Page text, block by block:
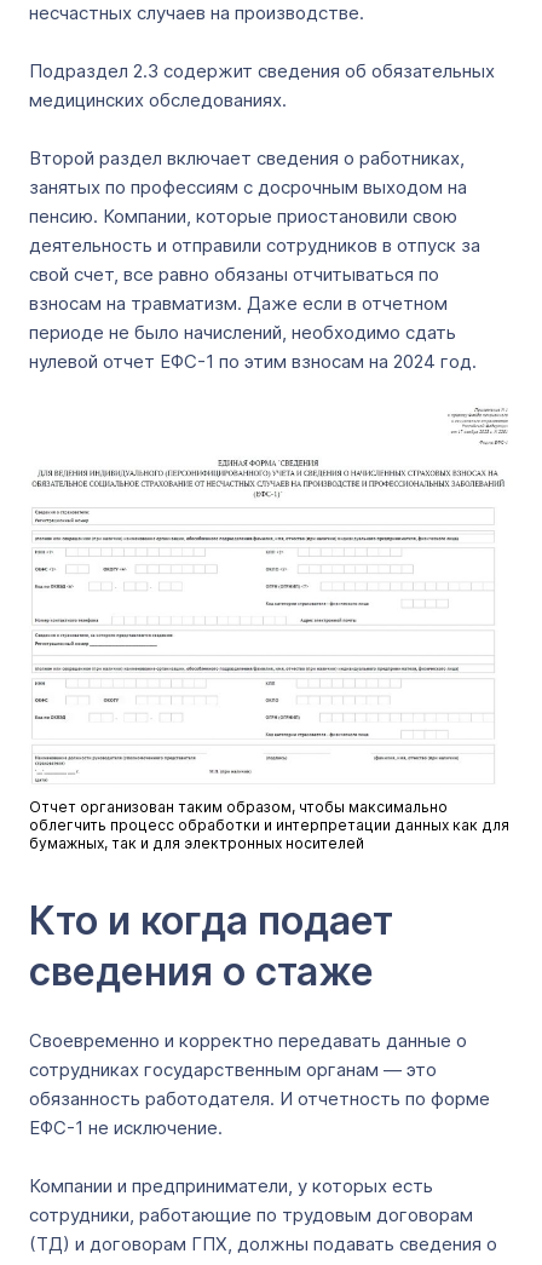
несчастных случаев на производстве.
Подраздел 2.3 содержит сведения об обязательных
медицинских обследованиях.
Второй раздел включает сведения о работниках,
занятых по профессиям с досрочным выходом на
пенсию. Компании, которые приостановили свою
деятельность и отправили сотрудников в отпуск за
свой счет, все равно обязаны отчитываться по
взносам на травматизм. Даже если в отчетном
периоде не было начислений, необходимо сдать
нулевой отчет EФC-1 по этим взносам на 2024 год.
Отчет организован таким образом, чтобы максимально
облегчить процесс обработки и интерпретации данных как для
бумажных, так и для электронных носителей
Кто и когда подает
сведения о стаже
Своевременно и корректно передавать данные о
сотрудниках государственным органам — это
обязанность работодателя. И отчетность по форме
ЕФС-1 не исключение.
Компании и предприниматели, у которых есть
сотрудники, работающие по трудовым договорам
(ТД) и договорам ГПХ, должны подавать сведения о